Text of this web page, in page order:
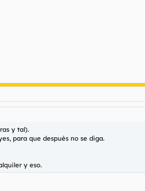
y tal).
para que después no se diga.
y eso.